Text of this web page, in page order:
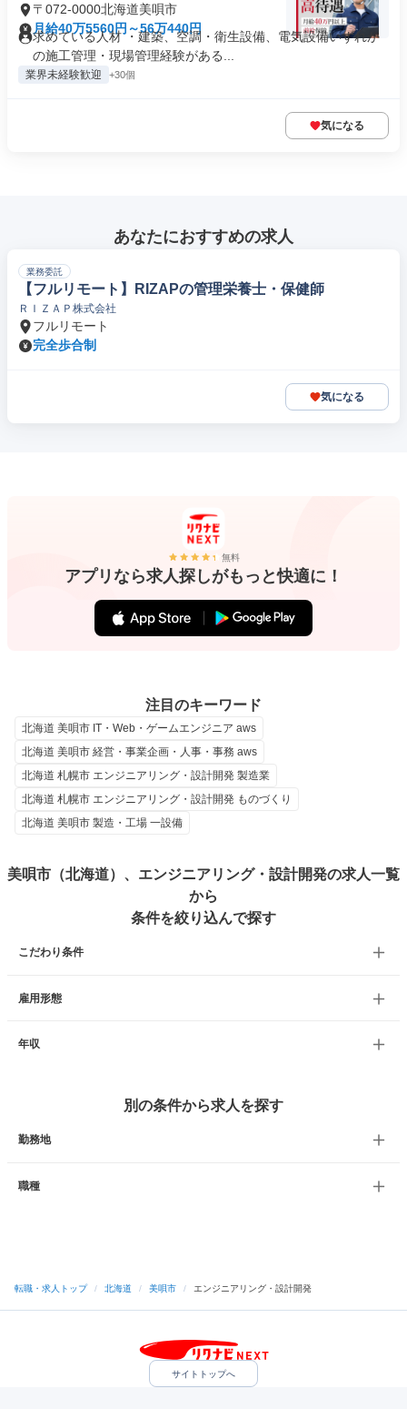
〒072-0000北海道美唄市
月給40万5560円～56万440円
求めている人材 ・建築、空調・衛生設備、電気設備いずれか
の施工管理・現場管理経験がある...
業界未経験歓迎 +30個
気になる
あなたにおすすめの求人
業務委託
【フルリモート】RIZAPの管理栄養士・保健師
ＲＩＺＡＰ株式会社
フルリモート
完全歩合制
気になる
無料
アプリなら求人探しがもっと快適に！
注目のキーワード
北海道 美唄市 IT・Web・ゲームエンジニア aws
北海道 美唄市 経営・事業企画・人事・事務 aws
北海道 札幌市 エンジニアリング・設計開発 製造業
北海道 札幌市 エンジニアリング・設計開発 ものづくり
北海道 美唄市 製造・工場 一設備
美唄市（北海道）、エンジニアリング・設計開発の求人一覧
から
条件を絞り込んで探す
こだわり条件
雇用形態
年収
別の条件から求人を探す
勤務地
職種
転職・求人トップ / 北海道 / 美唄市 / エンジニアリング・設計開発
サイトトップへ